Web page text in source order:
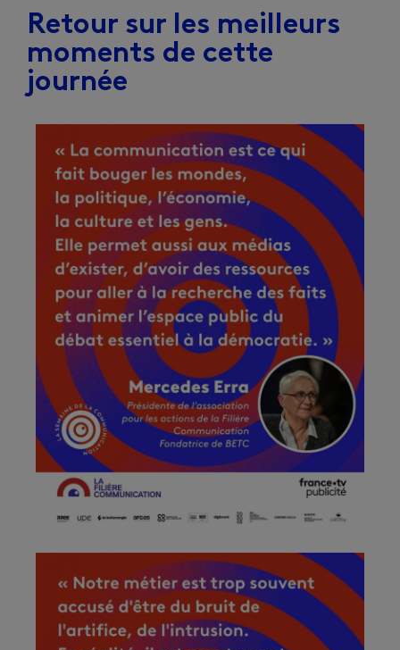
Retour sur les meilleurs
moments de cette
journée